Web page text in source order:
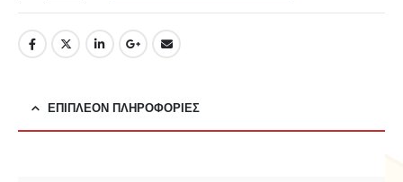
ΕΠΙΠΛΈΟΝ ΠΛΗΡΟΦΟΡΊΕΣ